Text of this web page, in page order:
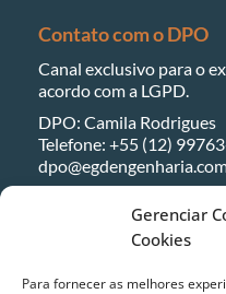
Gerenciar
Cookies
Para fornecer as melhores
Contato com o DPO
Canal exclusivo para o
acordo com a LGPD.
DPO: Camila Rodrigues
Telefone: +55 (12)
Ouvidoria e Canal
Entre em Contato